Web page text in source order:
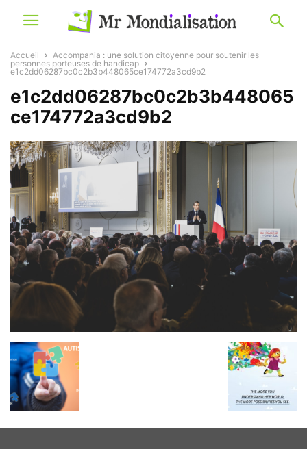
Accueil
Accompania : une solution citoyenne pour soutenir les
personnes porteuses de handicap
e1c2dd06287bc0c2b3b448065ce174772a3cd9b2
e1c2dd06287bc0c2b3b448065
ce174772a3cd9b2